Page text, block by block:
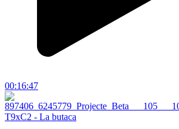
00:16:47
T9xC2 - La butaca